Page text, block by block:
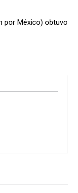
por México) obtuvo